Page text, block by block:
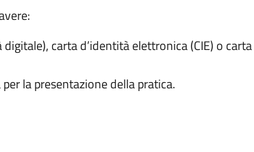
carta d’identità elettronica (CIE) o carta
la presentazione della pratica.